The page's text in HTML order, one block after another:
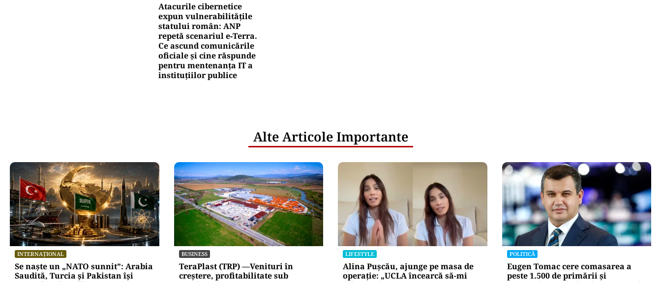
Atacurile cibernetice
expun vulnerabilitățile
statului român: ANP
repetă scenariul e‑Terra.
Ce ascund comunicările
oficiale și cine răspunde
pentru mentenanța IT a
instituțiilor publice
Alte Articole Importante
INTERNAȚIONAL
Se naște un „NATO sunnit”: Arabia
Saudită, Turcia și Pakistan își
BUSINESS
TeraPlast (TRP) —Venituri în
creștere, profitabilitate sub
LIFESTYLE
Alina Pușcău, ajunge pe masa de
operație: „UCLA încearcă să-mi
POLITICĂ
Eugen Tomac cere comasarea a
peste 1.500 de primării și